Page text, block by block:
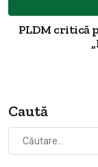
PLDM critică
Caută
după: